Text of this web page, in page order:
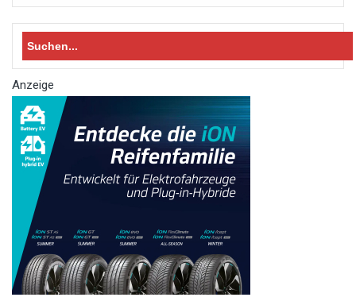
Search
for:
Anzeige